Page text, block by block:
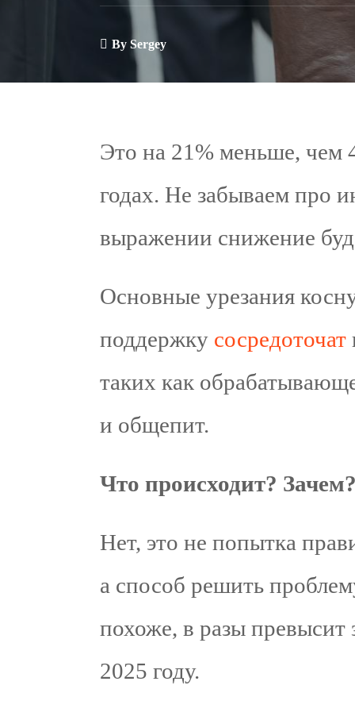
By Sergey
Это на 21% меньше, чем
годах. Не забываем про
выражении снижение
Основные урезания
поддержку сосредоточат
таких как
и общепит.
Что происходит?
Нет, это не попытка
а способ решить
похоже, в разы превысит
2025 году.